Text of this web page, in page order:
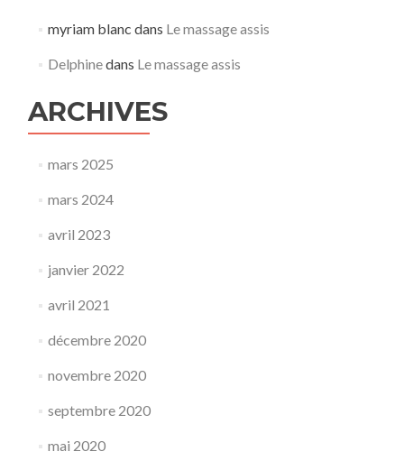
myriam blanc dans Le massage assis
Delphinedans Le massage assis
ARCHIVES
mars 2025
mars 2024
avril 2023
janvier 2022
avril 2021
décembre 2020
novembre 2020
septembre 2020
mai 2020